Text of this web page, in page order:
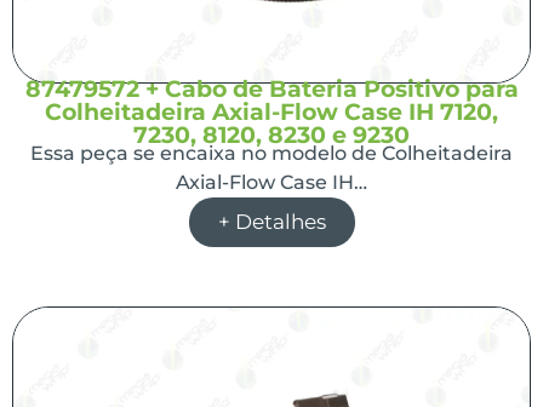
87479572 + Cabo de Bateria Positivo para
Colheitadeira Axial-Flow Case IH 7120,
7230, 8120, 8230 e 9230
Essa peça se encaixa no modelo de Colheitadeira
Axial-Flow Case IH…
+ Detalhes